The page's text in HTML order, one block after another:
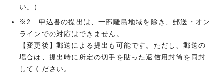
い。）
※2 申込書の提出は、一部離島地域を除き、郵送・オン
ラインでの対応はできません。
【変更後】郵送による提出も可能です。ただし、郵送の
場合は、提出時に所定の切手を貼った返信用封筒を同封
してください。